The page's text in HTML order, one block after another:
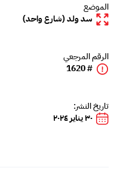
الموضع
سد ولد (شارع واحد)
الرقم المرجعي
# 1620
تاريخ النشر:
٣٠ يناير ٢٠٢٤